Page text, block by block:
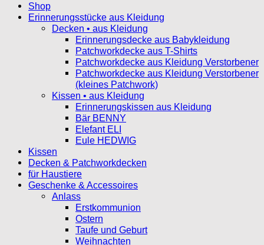
Shop
Erinnerungsstücke aus Kleidung
Decken • aus Kleidung
Erinnerungsdecke aus Babykleidung
Patchworkdecke aus T-Shirts
Patchworkdecke aus Kleidung Verstorbener
Patchworkdecke aus Kleidung Verstorbener
(kleines Patchwork)
Kissen • aus Kleidung
Erinnerungskissen aus Kleidung
Bär BENNY
Elefant ELI
Eule HEDWIG
Kissen
Decken & Patchworkdecken
für Haustiere
Geschenke & Accessoires
Anlass
Erstkommunion
Ostern
Taufe und Geburt
Weihnachten